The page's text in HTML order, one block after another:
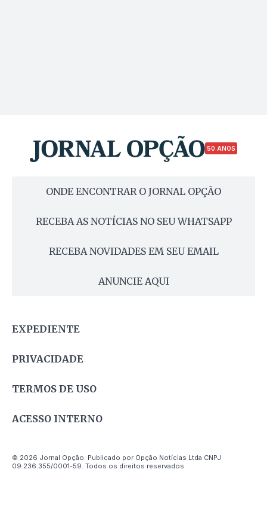
50 ANOS
ONDE ENCONTRAR O JORNAL OPÇÃO
RECEBA AS NOTÍCIAS NO SEU WHATSAPP
RECEBA NOVIDADES EM SEU EMAIL
ANUNCIE AQUI
EXPEDIENTE
PRIVACIDADE
TERMOS DE USO
ACESSO INTERNO
© 2026 Jornal Opção. Publicado por Opção Notícias Ltda CNPJ
09.236.355/0001-59. Todos os direitos reservados.